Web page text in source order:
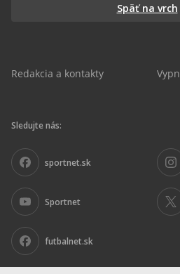
Späť na vrch
Redakcia a kontakty
Sledujte nás:
sportnet.sk
Sportnet
futbalnet.sk